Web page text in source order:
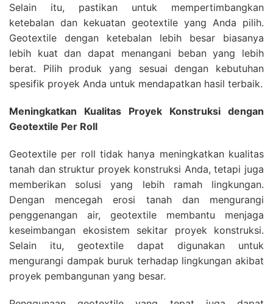
Selain itu, pastikan untuk mempertimbangkan
ketebalan dan kekuatan geotextile yang Anda pilih.
Geotextile dengan ketebalan lebih besar biasanya
lebih kuat dan dapat menangani beban yang lebih
berat. Pilih produk yang sesuai dengan kebutuhan
spesifik proyek Anda untuk mendapatkan hasil terbaik.
Meningkatkan Kualitas Proyek Konstruksi dengan
Geotextile Per Roll
Geotextile per roll tidak hanya meningkatkan kualitas
tanah dan struktur proyek konstruksi Anda, tetapi juga
memberikan solusi yang lebih ramah lingkungan.
Dengan mencegah erosi tanah dan mengurangi
penggenangan air, geotextile membantu menjaga
keseimbangan ekosistem sekitar proyek konstruksi.
Selain itu, geotextile dapat digunakan untuk
mengurangi dampak buruk terhadap lingkungan akibat
proyek pembangunan yang besar.